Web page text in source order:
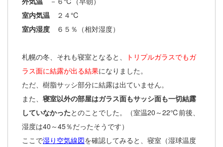
室内気温 ２４℃
室内湿度 ６５％（相対湿度）
札幌の冬、それも寝室となると、
トリプルガラスでもガ
ラス面に結露が出る結果になりました。
ただ、樹脂サッシ部分に結露は出ていません。
また、 寝室以外の部屋はガラス面もサッシ面も一切結露
していなかったとのことでした。（室温20～22℃前後、
湿度は40～45％だったそうです）
ここで湿り空気線図を確認してみると、寝室（湿球温度